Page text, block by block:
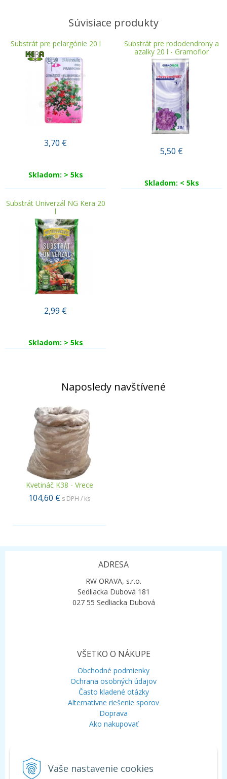
Vaše nastavenie cookies
Súvisiace produkty
Substrát pre pelargónie 20 l
3,70 €
Skladom: > 5ks
Substrát pre rododendrony a
azalky 20 l - Gramoflor
5,50 €
Skladom: < 5ks
Substrát Univerzál NG Kera 20
l
2,99 €
Skladom: > 5ks
Naposledy navštívené
Kvetináč K38 - Vrece
104,60 € s DPH / ks
ADRESA
RW ORAVA, s.r.o.
Sedliacka Dubová 181
027 55 Sedliacka Dubová
VŠETKO O NÁKUPE
Obchodné podmienky
Ochrana osobných údajov
Často kladené otázky
Alternatívne riešenie sporov
Doprava
Ako nakupovať
Mobil:+421 948 120 323